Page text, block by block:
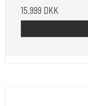
15.999 DKK